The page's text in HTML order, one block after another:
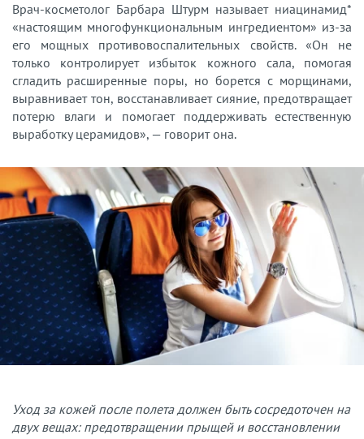
Врач-косметолог Барбара Штурм называет ниацинамид*
«настоящим многофункциональным ингредиентом» из-за
его мощных противовоспалительных свойств. «Он не
только контролирует избыток кожного сала, помогая
сгладить расширенные поры, но борется с морщинами,
выравнивает тон, восстанавливает сияние, предотвращает
потерю влаги и помогает поддерживать естественную
выработку церамидов», — говорит она.
Уход за кожей после полета должен быть сосредоточен на
двух вещах: предотвращении прыщей и восстановлении